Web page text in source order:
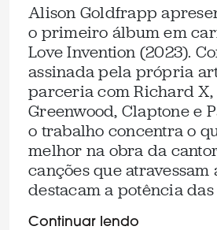
Alison Goldfrapp
o primeiro álbum em
Love Invention (2023).
assinada pela própria
parceria com Richard X,
Greenwood, Claptone e
o trabalho concentra o
melhor na obra da
canções que atravessam
destacam a potência
Continuar lendo